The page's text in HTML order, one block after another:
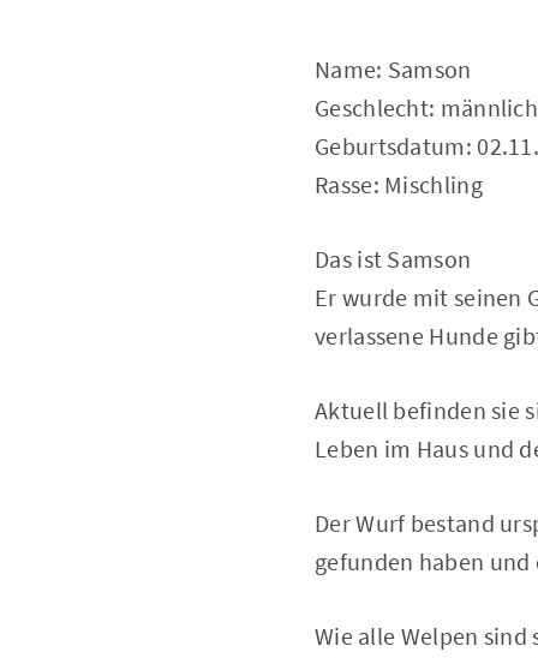
Name: Samson
Geschlecht: männlich
Geburtsdatum:
Rasse: Mischling
Das ist Samson
Er wurde mit seinen
verlassene Hunde
Aktuell befinden sie
Leben im Haus und
Der Wurf bestand
gefunden haben
Wie alle Welpen